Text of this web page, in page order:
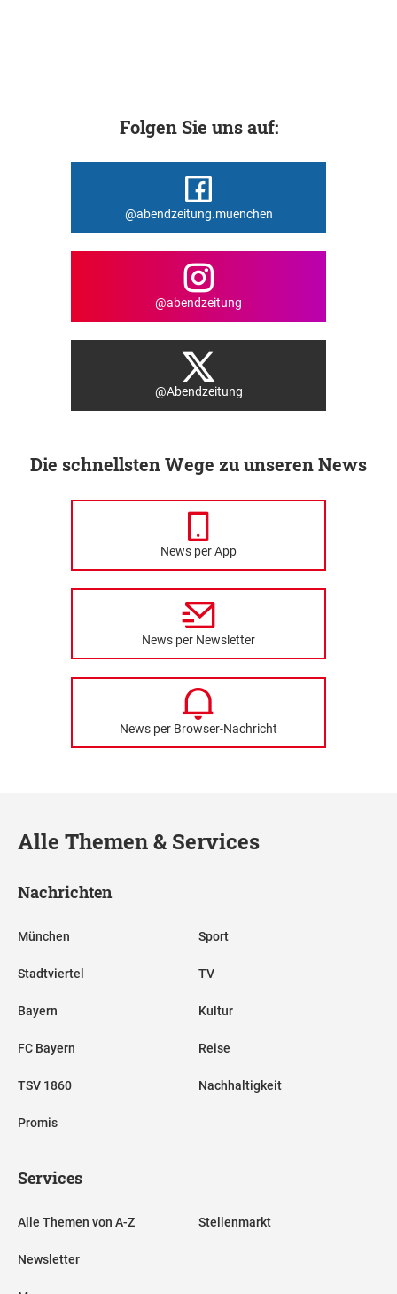
Folgen Sie uns auf:
@abendzeitung.muenchen
@abendzeitung
@Abendzeitung
Die schnellsten Wege zu unseren News
News per App
News per Newsletter
News per Browser-Nachricht
Alle Themen & Services
Nachrichten
München
Stadtviertel
Bayern
FC Bayern
TSV 1860
Promis
Sport
TV
Kultur
Reise
Nachhaltigkeit
Services
Alle Themen von A-Z
Newsletter
Stellenmarkt